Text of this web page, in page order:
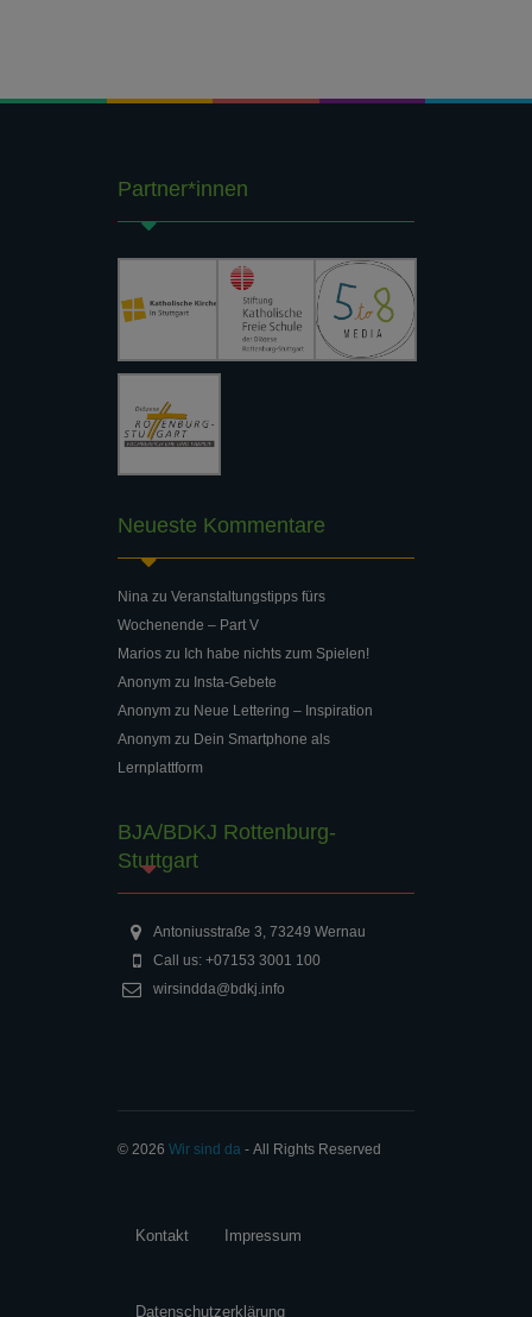
Partner*innen
Neueste Kommentare
Nina zu Veranstaltungstipps fürs
Wochenende – Part V
Marios zu Ich habe nichts zum Spielen!
Anonym zu Insta-Gebete
Anonym zu Neue Lettering – Inspiration
Anonym zu Dein Smartphone als
Lernplattform
BJA/BDKJ Rottenburg-
Stuttgart
Antoniusstraße 3, 73249 Wernau
Call us: +07153 3001 100
wirsindda@bdkj.info
© 2026 Wir sind da ‐ All Rights Reserved
Kontakt Impressum
Datenschutzerklärung